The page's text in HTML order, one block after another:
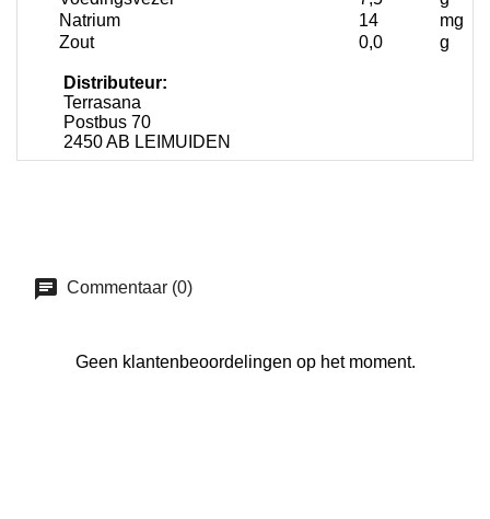
Natrium
14
mg
Zout
0,0 g
Distributeur:
Terrasana
Postbus 70
2450 AB LEIMUIDEN
Commentaar (0)
Geen klantenbeoordelingen op het moment.